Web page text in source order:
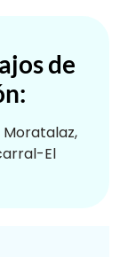
de
Moratalaz,
El